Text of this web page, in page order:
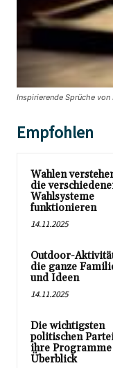
Inspirierende Sprüche
Empfohlen
Wahlen
die
Wahlsysteme
funktionieren
14.11.2025
Outdoor-
die ganze
und Ideen
14.11.2025
Die wichtigsten
politischen
ihre
Überblick